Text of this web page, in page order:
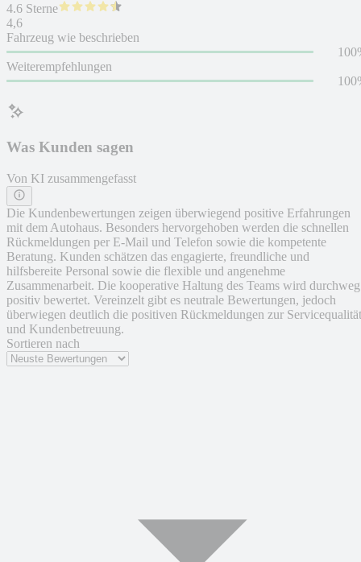
Was Kunden sagen
Von KI zusammengefasst
Die Kundenbewertungen zeigen überwiegend positive Erfahrungen
mit dem Autohaus. Besonders hervorgehoben werden die schnellen
Rückmeldungen per E-Mail und Telefon sowie die kompetente
Beratung. Kunden schätzen das engagierte, freundliche und
hilfsbereite Personal sowie die flexible und angenehme
Zusammenarbeit. Die kooperative Haltung des Teams wird durchweg
positiv bewertet. Vereinzelt gibt es neutrale Bewertungen, jedoch
überwiegen deutlich die positiven Rückmeldungen zur Servicequalität
und Kundenbetreuung.
Sortieren nach
4.6 Sterne
4,6
Fahrzeug wie beschrieben
Weiterempfehlungen